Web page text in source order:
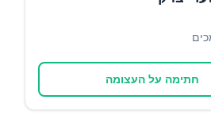
חתימה על העצומה